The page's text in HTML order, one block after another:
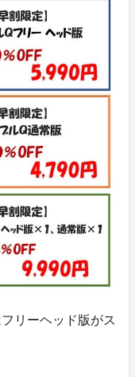
リーヘッド版がス